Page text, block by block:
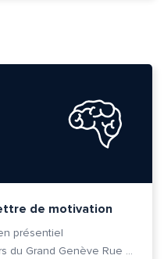
de motivation
présentiel
Cité des Métiers du Grand Genève Rue Prévost-Martin 6 1205 Genève